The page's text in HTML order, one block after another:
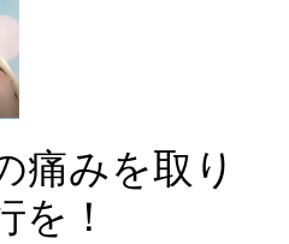
痛みを取り
を！